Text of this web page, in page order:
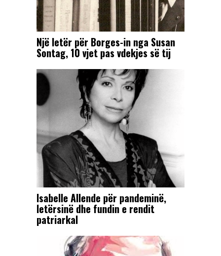
Një letër për Borges-in nga Susan
Sontag, 10 vjet pas vdekjes së tij
Isabelle Allende për pandeminë,
letërsinë dhe fundin e rendit
patriarkal